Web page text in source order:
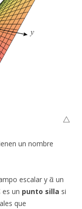
△
un nombre
escalar y
un
¯
es un punto silla si
)
que